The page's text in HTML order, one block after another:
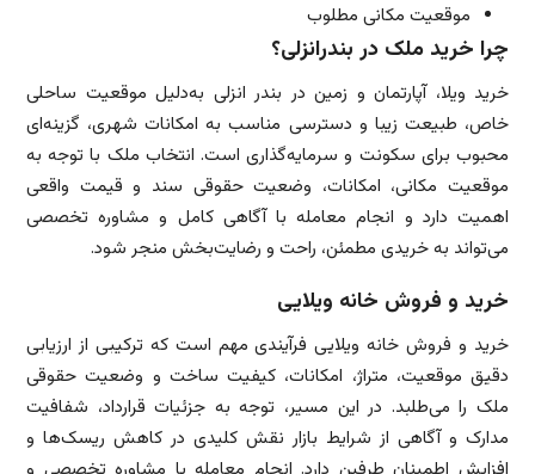
موقعیت مکانی مطلوب
چرا خرید ملک در بندرانزلی؟
خرید ویلا، آپارتمان و زمین در بندر انزلی به‌دلیل موقعیت ساحلی
خاص، طبیعت زیبا و دسترسی مناسب به امکانات شهری، گزینه‌ای
محبوب برای سکونت و سرمایه‌گذاری است. انتخاب ملک با توجه به
موقعیت مکانی، امکانات، وضعیت حقوقی سند و قیمت واقعی
اهمیت دارد و انجام معامله با آگاهی کامل و مشاوره تخصصی
می‌تواند به خریدی مطمئن، راحت و رضایت‌بخش منجر شود.
خرید و فروش خانه ویلایی
خرید و فروش خانه ویلایی فرآیندی مهم است که ترکیبی از ارزیابی
دقیق موقعیت، متراژ، امکانات، کیفیت ساخت و وضعیت حقوقی
ملک را می‌طلبد. در این مسیر، توجه به جزئیات قرارداد، شفافیت
مدارک و آگاهی از شرایط بازار نقش کلیدی در کاهش ریسک‌ها و